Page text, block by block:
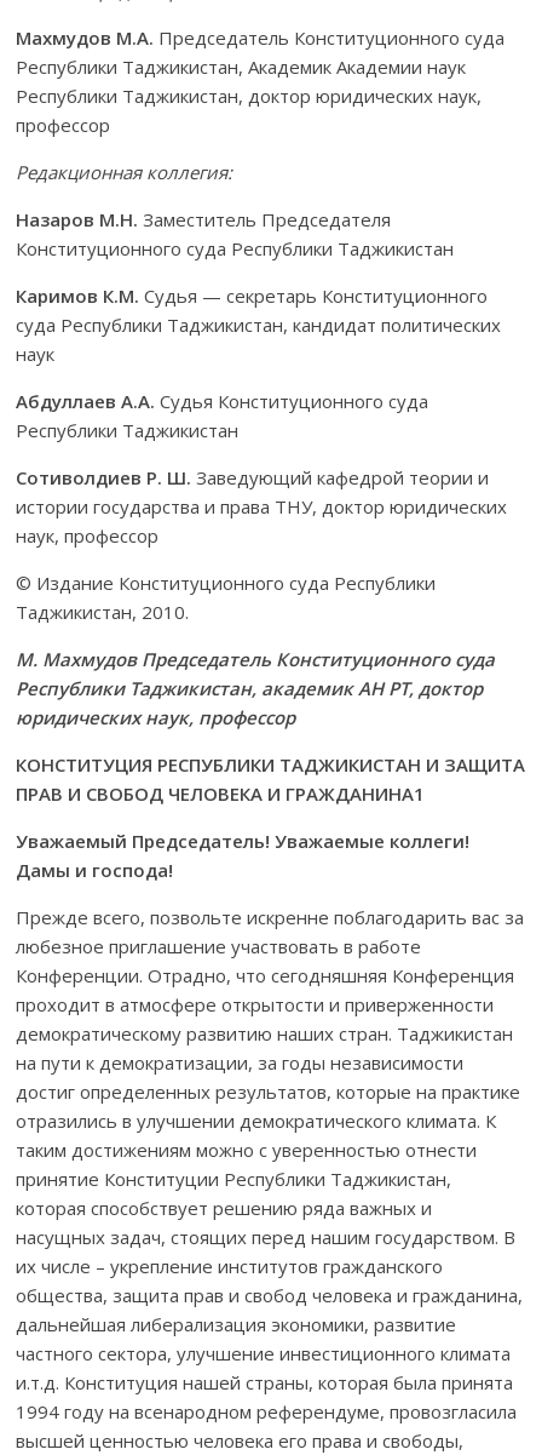
Махмудов М.А. Председатель Конституционного суда
Республики Таджикистан, Академик Академии наук
Республики Таджикистан, доктор юридических наук,
профессор
Редакционная коллегия:
Назаров М.Н.Заместитель Председателя
Конституционного суда Республики Таджикистан
Каримов К.М.Судья — секретарь Конституционного
суда Республики Таджикистан, кандидат политических
наук
Абдуллаев А.А.Судья Конституционного суда
Республики Таджикистан
Сотиволдиев Р. Ш.Заведующий кафедрой теории и
истории государства и права ТНУ, доктор юридических
наук, профессор
© Издание Конституционного суда Республики
Таджикистан, 2010.
М. Махмудов Председатель Конституционного суда
Республики Таджикистан, академик АН РТ, доктор
юридических наук, профессор
КОНСТИТУЦИЯ РЕСПУБЛИКИ ТАДЖИКИСТАН И ЗАЩИТА
ПРАВ И СВОБОД ЧЕЛОВЕКА И ГРАЖДАНИНА1
Уважаемый Председатель! Уважаемые коллеги!
Дамы и господа!
Прежде всего, позвольте искренне поблагодарить вас за
любезное приглашение участвовать в работе
Конференции. Отрадно, что сегодняшняя Конференция
проходит в атмосфере открытости и приверженности
демократическому развитию наших стран. Таджикистан
на пути к демократизации, за годы независимости
достиг определенных результатов, которые на практике
отразились в улучшении демократического климата. К
таким достижениям можно с уверенностью отнести
принятие Конституции Республики Таджикистан,
которая способствует решению ряда важных и
насущных задач, стоящих перед нашим государством. В
их числе – укрепление институтов гражданского
общества, защита прав и свобод человека и гражданина,
дальнейшая либерализация экономики, развитие
частного сектора, улучшение инвестиционного климата
и.т.д. Конституция нашей страны, которая была принята
1994 году на всенародном референдуме, провозгласила
высшей ценностью человека его права и свободы,